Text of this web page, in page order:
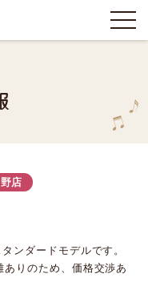
店
ンダードモデルです。
りのため、価格交渉あ